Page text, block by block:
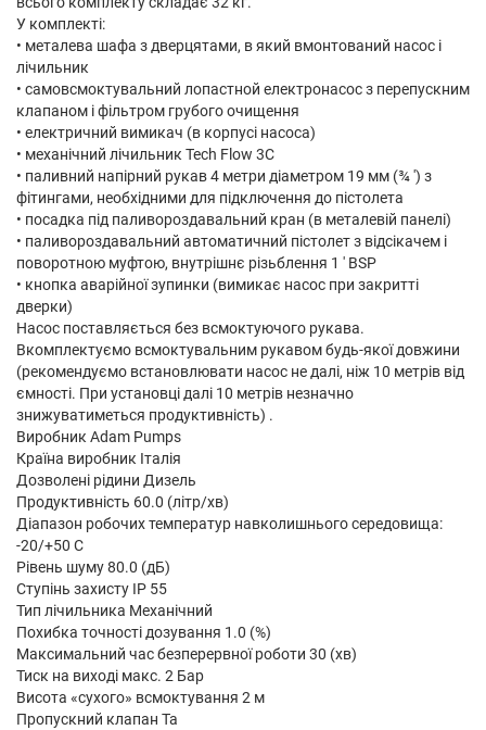
У комплекті:
• металева шафа з дверцятами, в який вмонтований насос і
лічильник
• самовсмоктувальний лопастной електронасос з перепускним
клапаном і фільтром грубого очищення
• електричний вимикач (в корпусі насоса)
• механічний лічильник Tech Flow 3C
• паливний напірний рукав 4 метри діаметром 19 мм (¾ ') з
фітингами, необхідними для підключення до пістолета
• посадка під паливороздавальний кран (в металевій панелі)
• паливороздавальний автоматичний пістолет з відсікачем і
поворотною муфтою, внутрішнє різьблення 1 ' BSP
• кнопка аварійної зупинки (вимикає насос при закритті
дверки)
Насос поставляється без всмоктуючого рукава.
Вкомплектуємо всмоктувальним рукавом будь-якої довжини
(рекомендуємо встановлювати насос не далі, ніж 10 метрів від
ємності. При установці далі 10 метрів незначно
знижуватиметься продуктивність) .
Виробник Adam Pumps
Країна виробник Італія
Дозволені рідини Дизель
Продуктивність 60.0 (літр/хв)
Діапазон робочих температур навколишнього середовища:
-20/+50 С
Рівень шуму 80.0 (дБ)
Ступінь захисту IP 55
Тип лічильника Механічний
Похибка точності дозування 1.0 (%)
Максимальний час безперервної роботи 30 (хв)
Тиск на виході макс. 2 Бар
Висота «сухого» всмоктування 2 м
Пропускний клапан Та